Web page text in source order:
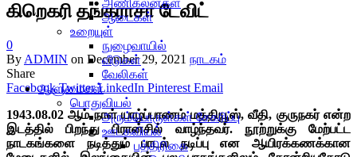
கிறெகரி தங்கராசா டேவிட்
0
By ADMIN on December 29, 2021 நாடகம்
Share
Facebook Twitter LinkedIn Pinterest Email
1943.08.02 ஆம் நாள் யாழ்ப்பாணம் மத்தியூஸ், வீதி, குருநகர் என்ற
இடத்தில் பிறந்து பிரான்சில் வாழ்ந்தவர். நூற்றுக்கு மேற்பட்ட
நாடகங்களை நடித்தும் பாடல் நடிப்பு என ஆயிரக்கணக்கான
அணிகலன்கள்
ஆடைகள்
உறையுள்
நுழைவாயில்
வீடுகள்
வேலிகள்
ஆளுமைகள்
பொதுவியல்
அரும்பொருள்கள் சேகரிப்பு
ஊடகவியல்
பத்திரிகை